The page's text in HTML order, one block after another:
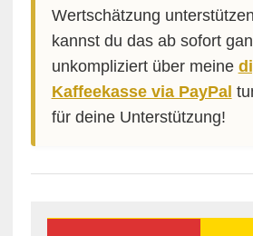
Wertschätzung
kannst du das ab sofort
unkompliziert über meine
Kaffeekasse via PayPal
für deine Unterstützung!